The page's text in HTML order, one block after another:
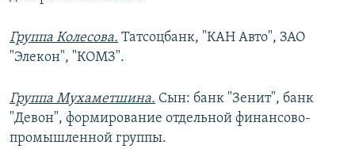
Группа Колесова. Татсоцбанк, "КАН Авто", ЗАО
"Элекон", "КОМЗ".
Группа Мухаметшина. Сын: банк "Зенит", банк
"Девон", формирование отдельной финансово-
промышленной группы.